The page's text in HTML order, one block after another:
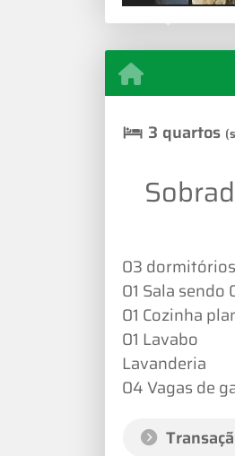
Previous
3 quartos
03
01 Sala sendo
01 Cozinha
01 Lavabo
Lavanderia
04 Vagas de